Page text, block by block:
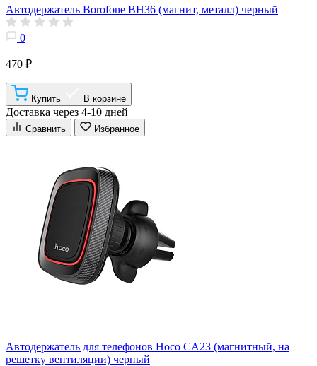
Автодержатель Borofone BH36 (магнит, металл) черный
0
470 ₽
Купить В корзине
Доставка через 4-10 дней
Сравнить Избранное
Автодержатель для телефонов Hoco CA23 (магнитный, на
решетку вентиляции) черный